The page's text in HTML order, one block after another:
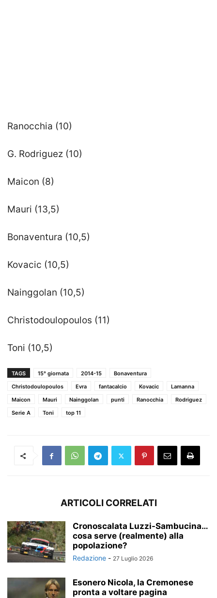
Ranocchia (10)
G. Rodriguez (10)
Maicon (8)
Mauri (13,5)
Bonaventura (10,5)
Kovacic (10,5)
Nainggolan (10,5)
Christodoulopoulos (11)
Toni (10,5)
TAGS 15° giornata 2014-15
Bonaventura
Christodoulopoulos
Evra fantacalcio Kovacic
Lamanna
Maicon
Mauri Nainggolan punti Ranocchia
Rodriguez
Serie A
Toni top 11
ARTICOLI CORRELATI
Cronoscalata Luzzi-Sambucina…
cosa serve (realmente) alla
popolazione?
Redazione - 27 Luglio 2026
Esonero Nicola, la Cremonese
pronta a voltare pagina